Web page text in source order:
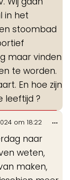
in het
stoombad
maar vinden
te worden.
En hoe zijn
leeftijd ?
om 18:22
naar
weten,
maken,
...